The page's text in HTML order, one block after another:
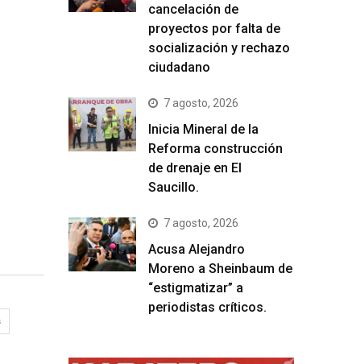
cancelación de
proyectos por falta de
socialización y rechazo
ciudadano
7 agosto, 2026
Inicia Mineral de la
Reforma construcción
de drenaje en El
Saucillo.
7 agosto, 2026
Acusa Alejandro
Moreno a Sheinbaum de
“estigmatizar” a
periodistas críticos.